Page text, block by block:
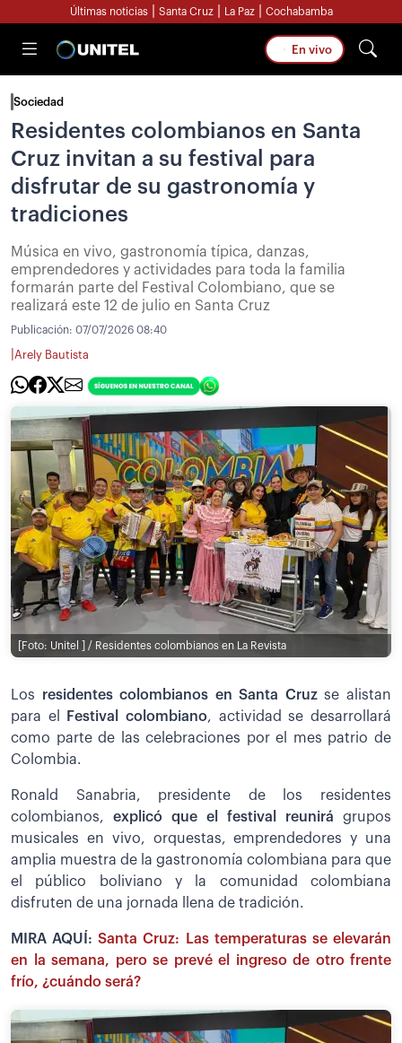
Últimas noticias Santa Cruz La Paz Cochabamba
En vivo
Sociedad
Residentes colombianos en Santa
Cruz invitan a su festival para
disfrutar de su gastronomía y
tradiciones
Música en vivo, gastronomía típica, danzas,
emprendedores y actividades para toda la familia
formarán parte del Festival Colombiano, que se
realizará este 12 de julio en Santa Cruz
Publicación: 07/07/2026 08:40
Arely Bautista
[Foto: Unitel ] / Residentes colombianos en La Revista
Los residentes colombianos en Santa Cruzse alistan
para el
Festival colombiano, actividad se desarrollará
como parte de las celebraciones por el mes patrio de
Colombia.
Ronald Sanabria, presidente de los residentes
colombianos, explicó que el festival reunirá grupos
musicales en vivo, orquestas, emprendedores y una
amplia muestra de la gastronomía colombiana para que
el público boliviano y la comunidad colombiana
disfruten de una jornada llena de tradición.
MIRA AQUÍ:Santa Cruz: Las temperaturas se elevarán
en la semana, pero se prevé el ingreso de otro frente
frío, ¿cuándo será?